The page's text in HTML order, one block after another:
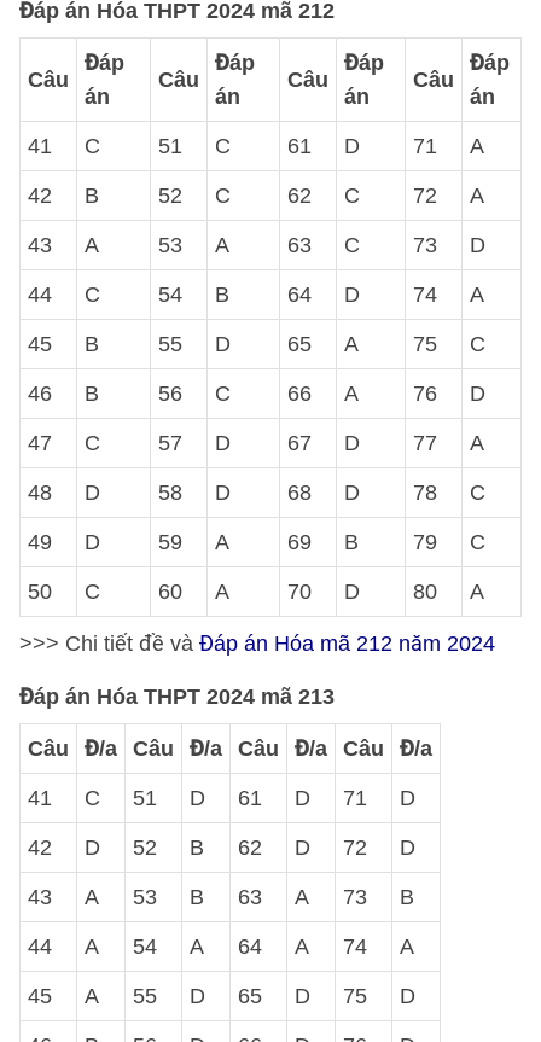
Đáp án Hóa THPT 2024 mã 212
Câu
Đáp
án
Câu
Đáp
án
Câu
Đáp
án
Câu
Đáp
án
41 C 51 C 61 D 71 A
42 B 52 C 62 C 72 A
43 A 53 A 63 C 73 D
44 C 54 B 64 D 74 A
45 B 55 D 65 A 75 C
46 B 56 C 66 A 76 D
47 C 57 D 67 D 77 A
48 D 58 D 68 D 78 C
49 D 59 A 69 B 79 C
50 C 60 A 70 D 80 A
>>> Chi tiết đề và Đáp án Hóa mã 212 năm 2024
Đáp án Hóa THPT 2024 mã 213
Câu Đ/a Câu Đ/a Câu Đ/a Câu Đ/a
41 C 51 D 61 D 71 D
42 D 52 B 62 D 72 D
43 A 53 B 63 A 73 B
44 A 54 A 64 A 74 A
45 A 55 D 65 D 75 D